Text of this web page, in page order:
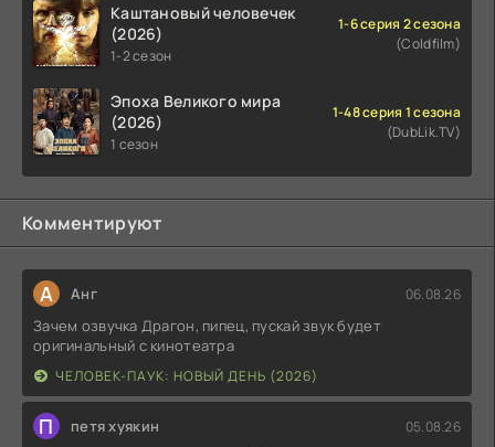
Каштановый человечек
(2026)
1-2 сезон
1-6 серия 2 сезона
(Coldfilm)
Эпоха Великого мира
(2026)
1 сезон
1-48 серия 1 сезона
(DubLik.TV)
Комментируют
А Анг 06.08.26
Зачем озвучка Драгон, пипец, пускай звук будет
оригинальный с кинотеатра
ЧЕЛОВЕК-ПАУК: НОВЫЙ ДЕНЬ (2026)
П петя хуякин 05.08.26